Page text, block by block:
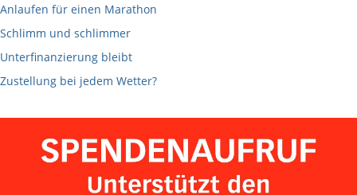
Anlaufen für einen Marathon
Schlimm und schlimmer
Unterfinanzierung bleibt
Zustellung bei jedem Wetter?